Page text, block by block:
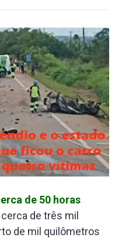
de 50 horas
de três mil
de mil quilômetros